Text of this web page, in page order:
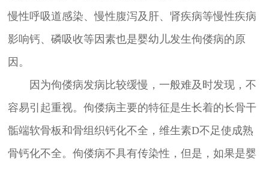
慢性呼吸道感染、慢性腹泻及肝、肾疾病等慢性疾病
影响钙、磷吸收等因素也是婴幼儿发生佝偻病的原
因。
因为佝偻病发病比较缓慢，一般难及时发现，不
容易引起重视。佝偻病主要的特征是生长着的长骨干
骺端软骨板和骨组织钙化不全，维生素D不足使成熟
骨钙化不全。佝偻病不具有传染性，但是，如果是婴